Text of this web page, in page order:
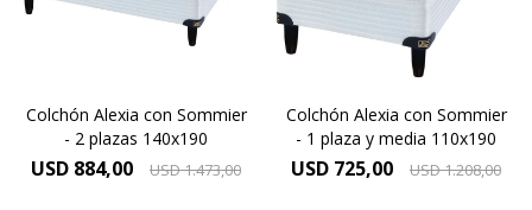
suma del colchón y el
Colchón Alexia con Sommier
- 2 plazas 140x190
USD 884,00 USD1.473,00
suma del colchón y el
sommier.
Colchón Alexia con Sommier
- 1 plaza y media 110x190
USD 725,00 USD1.208,00